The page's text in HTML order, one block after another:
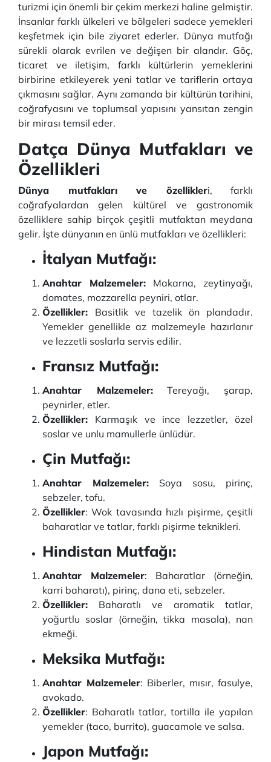
turizmi için önemli bir çekim merkezi haline gelmiştir.
İnsanlar farklı ülkeleri ve bölgeleri sadece yemekleri
keşfetmek için bile ziyaret ederler. Dünya mutfağı
sürekli olarak evrilen ve değişen bir alandır. Göç,
ticaret ve iletişim, farklı kültürlerin yemeklerini
birbirine etkileyerek yeni tatlar ve tariflerin ortaya
çıkmasını sağlar. Aynı zamanda bir kültürün tarihini,
coğrafyasını ve toplumsal yapısını yansıtan zengin
bir mirası temsil eder.
Datça Dünya Mutfakları ve
Özellikleri
Dünya mutfakları ve özellikleri, farklı
coğrafyalardan gelen kültürel ve gastronomik
özelliklere sahip birçok çeşitli mutfaktan meydana
gelir. İşte dünyanın en ünlü mutfakları ve özellikleri:
İtalyan Mutfağı:
Anahtar Malzemeler: Makarna, zeytinyağı,
domates, mozzarella peyniri, otlar.
Özellikler: Basitlik ve tazelik ön plandadır.
Yemekler genellikle az malzemeyle hazırlanır
ve lezzetli soslarla servis edilir.
Fransız Mutfağı:
Anahtar Malzemeler:Tereyağı, şarap,
peynirler, etler.
Özellikler: Karmaşık ve ince lezzetler, özel
soslar ve unlu mamullerle ünlüdür.
Çin Mutfağı:
Anahtar Malzemeler: Soya sosu, pirinç,
sebzeler, tofu.
Özellikler: Wok tavasında hızlı pişirme, çeşitli
baharatlar ve tatlar, farklı pişirme teknikleri.
Hindistan Mutfağı:
Anahtar Malzemeler: Baharatlar (örneğin,
karri baharatı), pirinç, dana eti, sebzeler.
Özellikler: Baharatlı ve aromatik tatlar,
yoğurtlu soslar (örneğin, tikka masala), nan
ekmeği.
Meksika Mutfağı:
Anahtar Malzemeler: Biberler, mısır, fasulye,
avokado.
Özellikler: Baharatlı tatlar, tortilla ile yapılan
yemekler (taco, burrito), guacamole ve salsa.
Japon Mutfağı: